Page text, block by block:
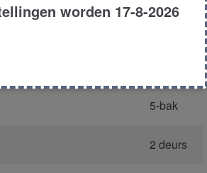
5-bak
2 deurs
worden 17-8-2026